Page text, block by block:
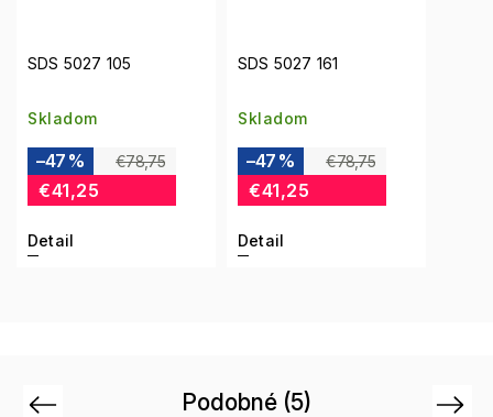
SDS 5027 105
Skladom
€78,75
–47 %
€41,25
Detail
SDS 5027 161
Skladom
€78,75
–47 %
€41,25
Detail
Podobné (5)
Previous Next